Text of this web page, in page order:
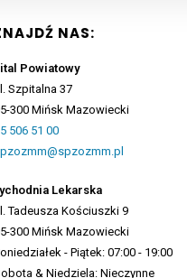
NAS:
Powiatowy
Szpitalna 37
300 Mińsk Mazowiecki
506 51 00
Lekarska
Tadeusza Kościuszki 9
300 Mińsk Mazowiecki
- Piątek: 07:00 - 19:00
& Niedziela: Nieczynne